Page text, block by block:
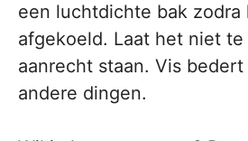
een luchtdichte bak zodra
afgekoeld. Laat het niet
aanrecht staan. Vis
andere dingen.